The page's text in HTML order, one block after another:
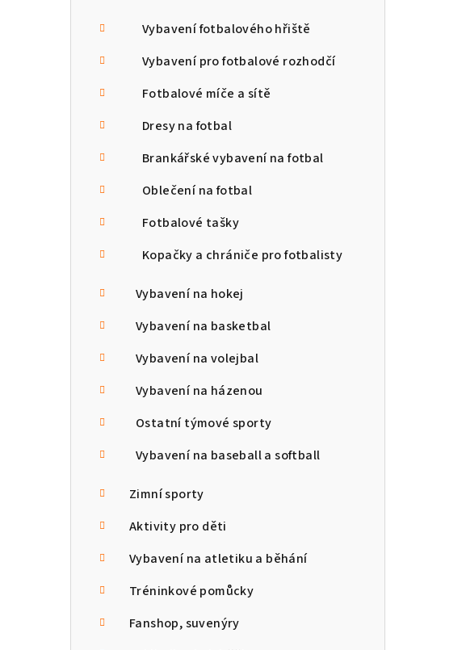
Vybavení fotbalového hřiště
Vybavení pro fotbalové rozhodčí
Fotbalové míče a sítě
Dresy na fotbal
Brankářské vybavení na fotbal
Oblečení na fotbal
Fotbalové tašky
Kopačky a chrániče pro fotbalisty
Vybavení na hokej
Vybavení na basketbal
Vybavení na volejbal
Vybavení na házenou
Ostatní týmové sporty
Vybavení na baseball a softball
Zimní sporty
Aktivity pro děti
Vybavení na atletiku a běhání
Tréninkové pomůcky
Fanshop, suvenýry